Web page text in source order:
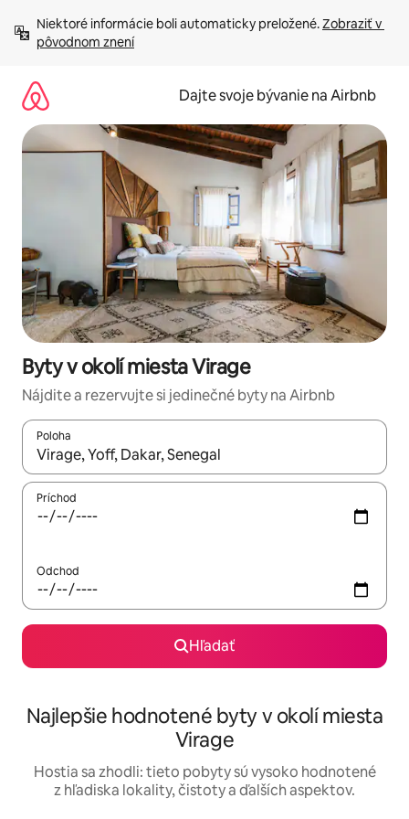
obsah.
Niektoré informácie boli automaticky preložené. Zobraziť v
pôvodnom znení
Dajte svoje bývanie na Airbnb
Byty v okolí miesta Virage
Nájdite a rezervujte si jedinečné byty na Airbnb
Poloha
Keď budú výsledky k dispozícii, môžete si ich prechádzať
Príchod
Odchod
Hľadať
Najlepšie hodnotené byty v okolí miesta
Virage
Hostia sa zhodli: tieto pobyty sú vysoko hodnotené
z hľadiska lokality, čistoty a ďalších aspektov.